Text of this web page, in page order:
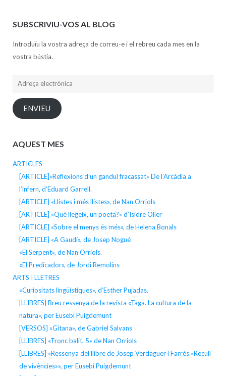
SUBSCRIVIU-VOS AL BLOG
Introduïu la vostra adreça de correu-e i el rebreu cada mes en la
vostra bústia.
Adreça
ENVIEU
AQUEST MES
ARTICLES
[ARTICLE]«Reflexions d’un gandul fracassat» De l’Arcàdia a
l’infern, d’Eduard Garrell.
[ARTICLE] «Llistes i més llistes», de Nan Orriols
[ARTICLE] «Què llegeix, un poeta?» d’Isidre Oller
[ARTICLE] «Sobre el menys és més», de Helena Bonals
[ARTICLE] «A Gaudí», de Josep Nogué
«El Serpent», de Nan Orriols.
«El Predicador», de Jordi Remolins
ARTS I LLETRES
«Curiositats lingüístiques», d’Esther Pujadas.
[LLIBRES] Breu ressenya de la revista «Taga. La cultura de la
natura», per Eusebi Puigdemunt
[VERSOS] «Gitana», de Gabriel Salvans
[LLIBRES] «Tronc balit, 5» de Nan Orriols
[LLIBRES] «Ressenya del llibre de Josep Verdaguer i Farrès «Recull
de vivències»», per Eusebi Puigdemunt